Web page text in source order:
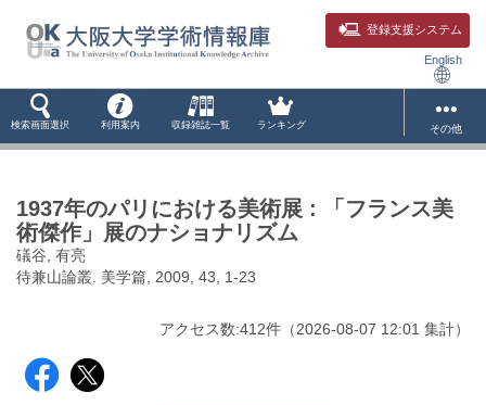
登録支援システム
English
検索画面選択 利用案内 収録雑誌一覧 ランキング その他
1937年のパリにおける美術展 : 「フランス美
術傑作」展のナショナリズム
礒谷, 有亮
待兼山論叢. 美学篇, 2009, 43, 1-23
アクセス数:412件 （2026-08-07 12:01 集計）